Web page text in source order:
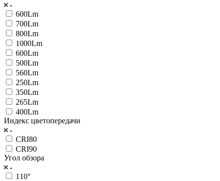
600Lm
700Lm
800Lm
1000Lm
600Lm
500Lm
560Lm
250Lm
350Lm
265Lm
400Lm
Индекс цветопередачи
CRI80
CRI90
Угол обзора
110°